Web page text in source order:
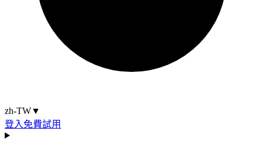
zh-TW▼
登入 免費試用